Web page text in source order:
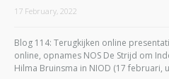
17 February, 2022
Blog 114: Terugkijken online
online, opnames NOS De Strijd om
Hilma Bruinsma in NIOD (17 februari,